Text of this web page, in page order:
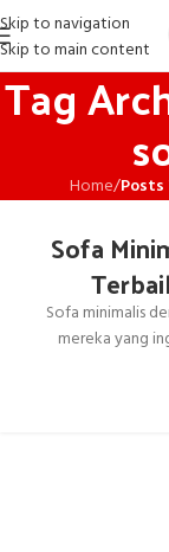
Skip to navigation
Skip to main content
Tag
Home/Posts
Sofa
Sofa minimalis
mereka yang